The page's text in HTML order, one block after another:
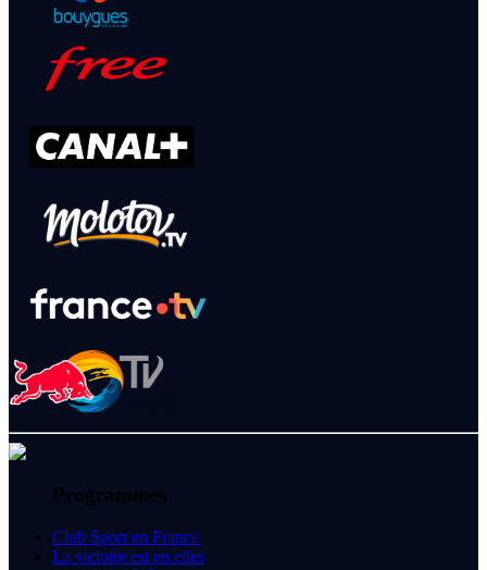
Programmes
Club Sport en France
La victoire est en elles